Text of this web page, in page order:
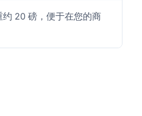
20 磅，便于在您的商